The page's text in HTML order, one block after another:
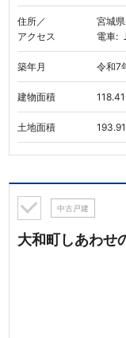
住所／
アクセス
宮城
電車:
築年月 令和7
建物面積
土地面積
中古戸建
大和町しあわせ